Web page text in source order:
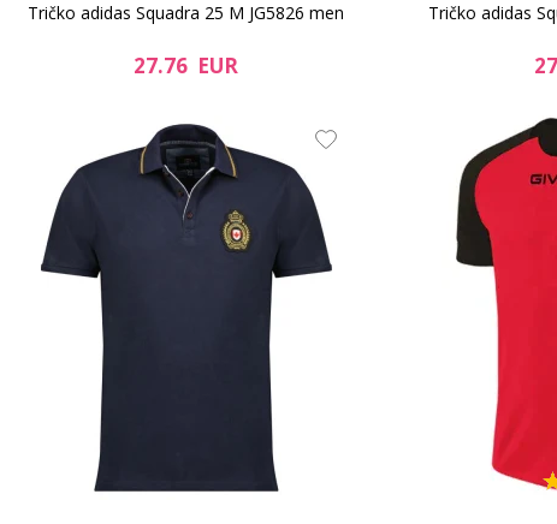
Tričko adidas Squadra 25 M JG5826 men
27.76 EUR
Tričko adidas